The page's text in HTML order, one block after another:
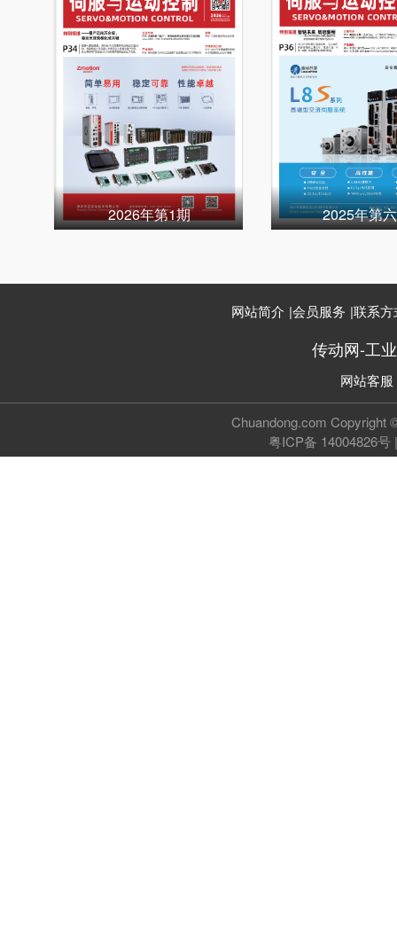
2026年第1期 2025年第
网站简介 |会员服务 |联系方
传动网-工
网站客服
Chuandong.com Copyright
粤ICP备 14004826号